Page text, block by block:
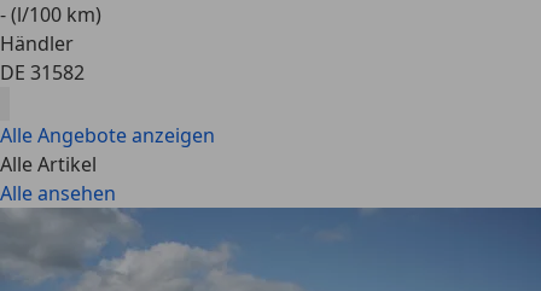
- (l/100 km)
Händler
DE 31582
Alle Angebote anzeigen
Alle Artikel
Alle ansehen